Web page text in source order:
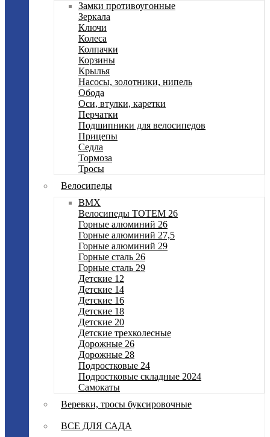
Замки противоугонные
Зеркала
Ключи
Колеса
Колпачки
Корзины
Крылья
Насосы, золотники, нипель
Обода
Оси, втулки, каретки
Перчатки
Подшипники для велосипедов
Прицепы
Седла
Тормоза
Тросы
Велосипеды
BMX
Велосипеды TOTEM 26
Горные алюминий 26
Горные алюминий 27,5
Горные алюминий 29
Горные сталь 26
Горные сталь 29
Детские 12
Детские 14
Детские 16
Детские 18
Детские 20
Детские трехколесные
Дорожные 26
Дорожные 28
Подростковые 24
Подростковые складные 2024
Самокаты
Веревки, тросы буксировочные
ВСЕ ДЛЯ САДА